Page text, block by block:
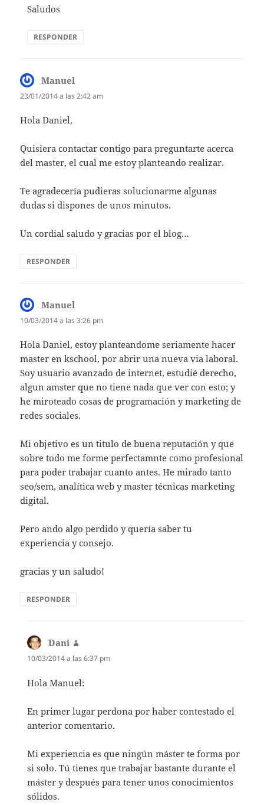
Saludos
RESPONDER
Manuel
23/01/2014 a las 2:42 am
Hola Daniel,
Quisiera contactar contigo para preguntarte acerca
del master, el cual me estoy planteando realizar.
Te agradecería pudieras solucionarme algunas
dudas si dispones de unos minutos.
Un cordial saludo y gracias por el blog…
RESPONDER
Manuel
10/03/2014 a las 3:26 pm
Hola Daniel, estoy planteandome seriamente hacer
master en kschool, por abrir una nueva via laboral.
Soy usuario avanzado de internet, estudié derecho,
algun amster que no tiene nada que ver con esto; y
he miroteado cosas de programación y marketing de
redes sociales.
Mi objetivo es un titulo de buena reputación y que
sobre todo me forme perfectamnte como profesional
para poder trabajar cuanto antes. He mirado tanto
seo/sem, analítica web y master técnicas marketing
digital.
Pero ando algo perdido y quería saber tu
experiencia y consejo.
gracias y un saludo!
RESPONDER
Dani
10/03/2014 a las 6:37 pm
Hola Manuel:
En primer lugar perdona por haber contestado el
anterior comentario.
Mi experiencia es que ningún máster te forma por
si solo. Tú tienes que trabajar bastante durante el
máster y después para tener unos conocimientos
sólidos.